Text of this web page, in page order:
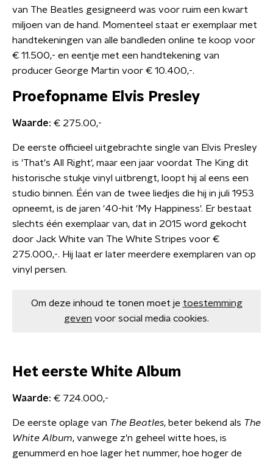
van The Beatles gesigneerd was voor ruim een kwart
miljoen van de hand. Momenteel staat er exemplaar met
handtekeningen van alle bandleden online te koop voor
€ 11.500,- en eentje met een handtekening van
producer George Martin voor € 10.400,-.
Proefopname Elvis Presley
Waarde: € 275.00,-
De eerste officieel uitgebrachte single van Elvis Presley
is 'That's All Right', maar een jaar voordat The King dit
historische stukje vinyl uitbrengt, loopt hij al eens een
studio binnen. Één van de twee liedjes die hij in juli 1953
opneemt, is de jaren '40-hit 'My Happiness'. Er bestaat
slechts één exemplaar van, dat in 2015 word gekocht
door Jack White van The White Stripes voor €
275.000,-. Hij laat er later meerdere exemplaren van op
vinyl persen.
Om deze inhoud te tonen moet je toestemming
geven voor social media cookies.
Het eerste White Album
Waarde: € 724.000,-
De eerste oplage van The Beatles, beter bekend als The
White Album, vanwege z'n geheel witte hoes, is
genummerd en hoe lager het nummer, hoe hoger de